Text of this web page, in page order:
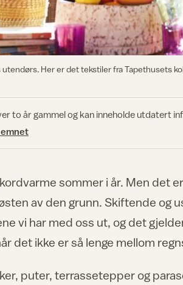
Her er det tekstiler fra Tapethusets
to år gammel og kan inneholde utdatert
sommer i år. Men det
av den grunn. Skiftende og
vi har med oss ut, og det
det ikke er så lenge mellom
puter, terrassetepper og